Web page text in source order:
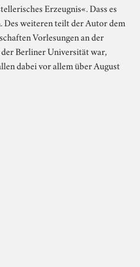
Erzeugnis«. Dass es
Des weiteren teilt der Autor dem
Vorlesungen an der
Berliner Universität war,
dabei vor allem über August